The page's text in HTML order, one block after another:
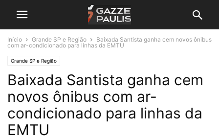
Início Grande SP e Região
Baixada Santista ganha cem novos ônibus
com ar-condicionado para linhas da EMTU
Grande SP e Região
Baixada Santista ganha cem
novos ônibus com ar-
condicionado para linhas da
EMTU